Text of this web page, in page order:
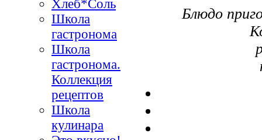
Хлеб*Соль
Школа
гастронома
Школа
гастронома.
Коллекция
рецептов
Школа
кулинара
Блюдо